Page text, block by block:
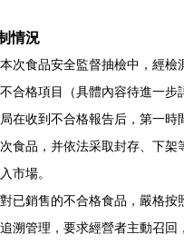
情況
本次食品安全監督抽檢中，經
合格項目（具體內容待進一步
局在收到不合格報告后，第一時
食品，并依法采取封存、下架
市場。
對已銷售的不合格食品，嚴格按
溯管理，要求經營者主動召回